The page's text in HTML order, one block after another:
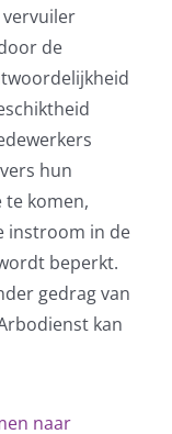
vervuiler
de
hun
komen,
instroom in de
beperkt.
gedrag van
kan
een